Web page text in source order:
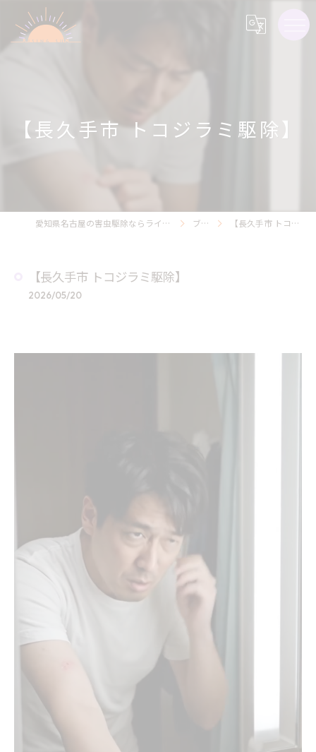
【長久手市 トコジラミ駆除】
愛知県名古屋の害虫駆除ならライジング・サン害虫駆除 ブログ 【長久手市 トコジラミ駆除】
【長久手市 トコジラミ駆除】
2026/05/20